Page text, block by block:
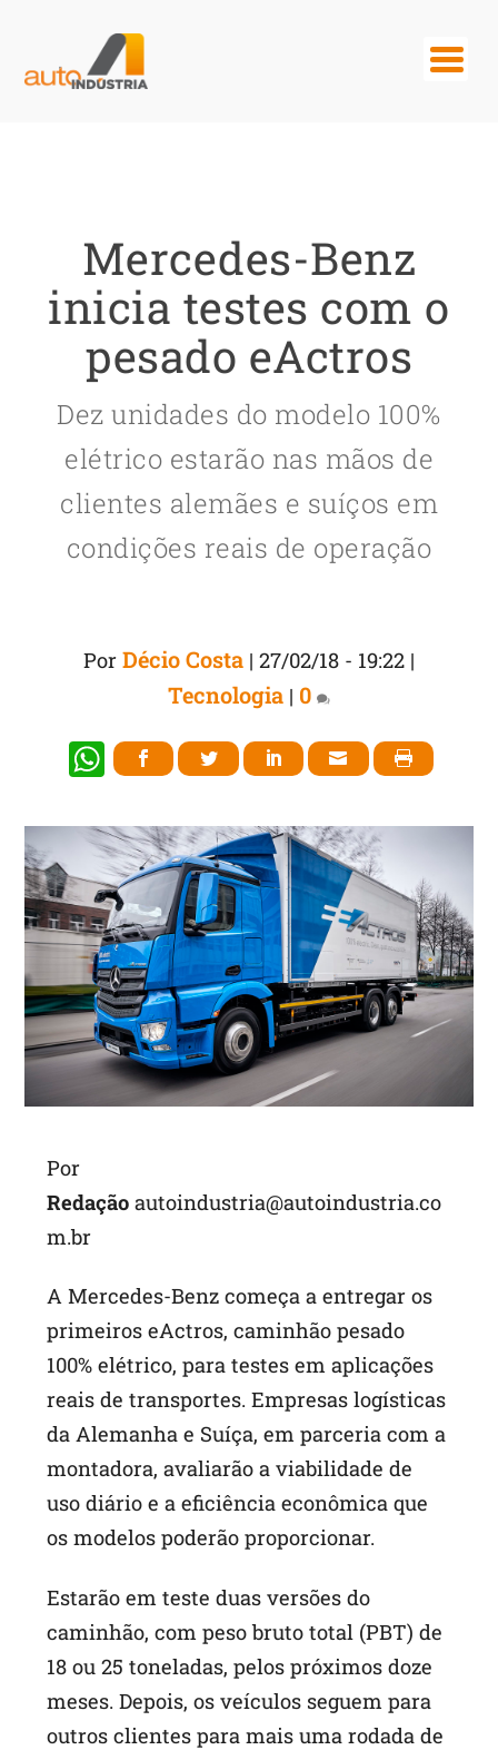
Mercedes-Benz
inicia testes com o
pesado eActros
Dez unidades do modelo 100%
elétrico estarão nas mãos de
clientes alemães e suíços em
condições reais de operação
Por Décio Costa | 27/02/18 - 19:22 |
Tecnologia | 0
W
at
s
A
p
p
Por
Redaçãoautoindustria@autoindustria.co
m.br
A Mercedes-Benz começa a entregar os
primeiros eActros, caminhão pesado
100% elétrico, para testes em aplicações
reais de transportes. Empresas logísticas
da Alemanha e Suíça, em parceria com a
montadora, avaliarão a viabilidade de
uso diário e a eficiência econômica que
os modelos poderão proporcionar.
Estarão em teste duas versões do
caminhão, com peso bruto total (PBT) de
18 ou 25 toneladas, pelos próximos doze
meses. Depois, os veículos seguem para
outros clientes para mais uma rodada de